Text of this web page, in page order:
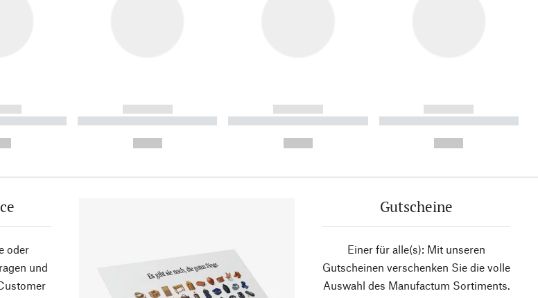
----------
------------
----------- ----------- ----------
------------
----------- ----------- ----------
------------
----------- ----------- ----------
oder
und
Gutscheine
Einer für alle(s): Mit unseren
Gutscheinen verschenken Sie die volle
Auswahl des Manufactum Sortiments.